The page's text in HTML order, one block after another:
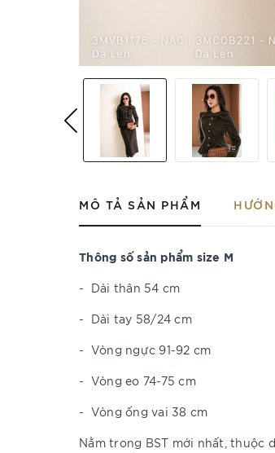
MÔ TẢ SẢN PHẨM
Thông số sản phẩm size M
- Dài thân 54 cm
- Dài tay 58/24 cm
- Vòng ngực 91-92 cm
- Vòng eo 74-75 cm
- Vòng ống vai 38 cm
Nằm trong BST mới nhất, thuộc